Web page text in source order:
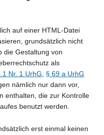
auf einer HTML-Datei
grundsätzlich nicht
die Gestaltung von
als
Nr. 1 UrhG
§ 69 a UrhG
nämlich nur dann vor,
enthalten, die zur Kontrolle
benutzt werden.
erst einmal keinen